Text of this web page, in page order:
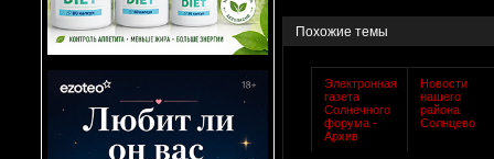
Похожие темы
Электронная
газета
Солнечного
форума -
Архив
Новости
нашего
района
Солнцево